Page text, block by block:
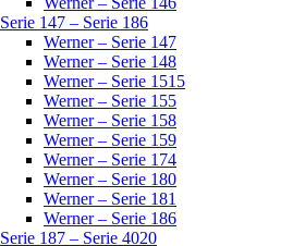
Serie 147 – Serie 186
Werner – Serie 147
Werner – Serie 148
Werner – Serie 1515
Werner – Serie 155
Werner – Serie 158
Werner – Serie 159
Werner – Serie 174
Werner – Serie 180
Werner – Serie 181
Werner – Serie 186
Serie 187 – Serie 4020